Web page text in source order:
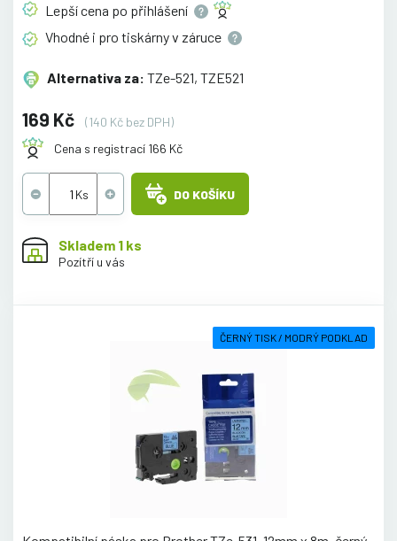
Lepší cena po přihlášení
Vhodné i pro tiskárny v záruce
Alternativa za: TZe-521, TZE521
169 Kč
(140 Kč bez DPH)
Cena s registrací 166 Kč
DO KOŠÍKU
Skladem 1 ks
Pozítří u vás
ČERNÝ TISK / MODRÝ PODKLAD